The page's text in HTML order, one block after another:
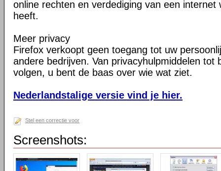
online rechten en verdediging van een internet
heeft.
Meer privacy
Firefox verkoopt geen toegang tot uw
andere bedrijven. Van privacyhulpmiddelen tot
volgen, u bent de baas over wie wat ziet.
Nederlandstalige versie vind je hier.
Stel een correctie voor
Screenshots: